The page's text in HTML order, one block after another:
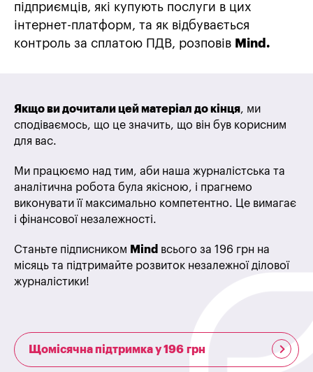
підприємців, які купують послуги в цих
інтернет-платформ, та як відбувається
контроль за сплатою ПДВ, розповів Mind.
Якщо ви дочитали цей матеріал до кінця, ми
сподіваємось, що це значить, що він був корисним
для вас.
Ми працюємо над тим, аби наша журналістська та
аналітична робота була якісною, і прагнемо
виконувати її максимально компетентно. Це вимагає
і фінансової незалежності.
Станьте підписником Mind всього за 196 грн на
місяць та підтримайте розвиток незалежної ділової
журналістики!
Щомісячна підтримка у 196 грн